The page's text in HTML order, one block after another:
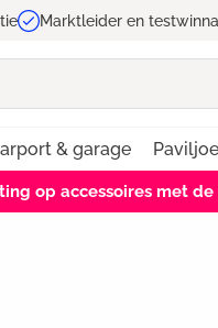
Marktleider en
& garage
op accessoires met de